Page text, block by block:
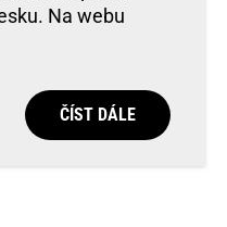
Na webu
ČÍST DÁLE